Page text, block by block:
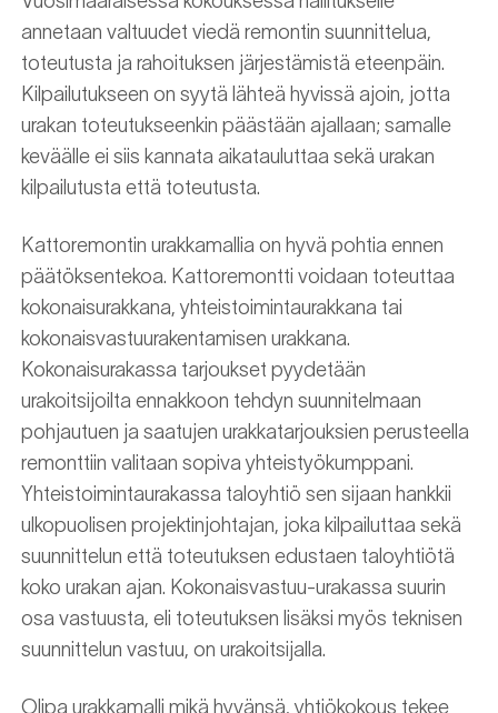
annetaan valtuudet viedä remontin suunnittelua,
toteutusta ja rahoituksen järjestämistä eteenpäin.
Kilpailutukseen on syytä lähteä hyvissä ajoin, jotta
urakan toteutukseenkin päästään ajallaan; samalle
keväälle ei siis kannata aikatauluttaa sekä urakan
kilpailutusta että toteutusta.
Kattoremontin urakkamallia on hyvä pohtia ennen
päätöksentekoa. Kattoremontti voidaan toteuttaa
kokonaisurakkana, yhteistoimintaurakkana tai
kokonaisvastuurakentamisen urakkana.
Kokonaisurakassa tarjoukset pyydetään
urakoitsijoilta ennakkoon tehdyn suunnitelmaan
pohjautuen ja saatujen urakkatarjouksien perusteella
remonttiin valitaan sopiva yhteistyökumppani.
Yhteistoimintaurakassa taloyhtiö sen sijaan hankkii
ulkopuolisen projektinjohtajan, joka kilpailuttaa sekä
suunnittelun että toteutuksen edustaen taloyhtiötä
koko urakan ajan. Kokonaisvastuu-urakassa suurin
osa vastuusta, eli toteutuksen lisäksi myös teknisen
suunnittelun vastuu, on urakoitsijalla.
Olipa urakkamalli mikä hyvänsä, yhtiökokous tekee